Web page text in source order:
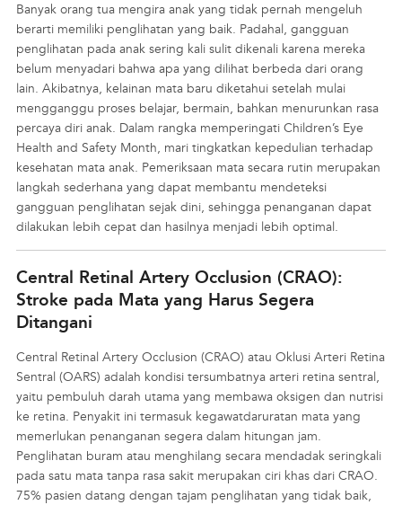
Banyak orang tua mengira anak yang tidak pernah mengeluh
berarti memiliki penglihatan yang baik. Padahal, gangguan
penglihatan pada anak sering kali sulit dikenali karena mereka
belum menyadari bahwa apa yang dilihat berbeda dari orang
lain. Akibatnya, kelainan mata baru diketahui setelah mulai
mengganggu proses belajar, bermain, bahkan menurunkan rasa
percaya diri anak. Dalam rangka memperingati Children’s Eye
Health and Safety Month, mari tingkatkan kepedulian terhadap
kesehatan mata anak. Pemeriksaan mata secara rutin merupakan
langkah sederhana yang dapat membantu mendeteksi
gangguan penglihatan sejak dini, sehingga penanganan dapat
dilakukan lebih cepat dan hasilnya menjadi lebih optimal.
Central Retinal Artery Occlusion (CRAO):
Stroke pada Mata yang Harus Segera
Ditangani
Central Retinal Artery Occlusion (CRAO) atau Oklusi Arteri Retina
Sentral (OARS) adalah kondisi tersumbatnya arteri retina sentral,
yaitu pembuluh darah utama yang membawa oksigen dan nutrisi
ke retina. Penyakit ini termasuk kegawatdaruratan mata yang
memerlukan penanganan segera dalam hitungan jam.
Penglihatan buram atau menghilang secara mendadak seringkali
pada satu mata tanpa rasa sakit merupakan ciri khas dari CRAO.
75% pasien datang dengan tajam penglihatan yang tidak baik,